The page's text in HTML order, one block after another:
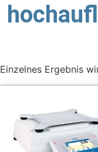
Einzelnes Ergebnis